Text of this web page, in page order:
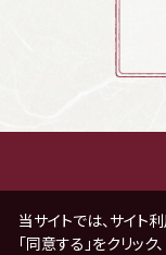
当サイトでは、サイト
「同意する」をクリッ